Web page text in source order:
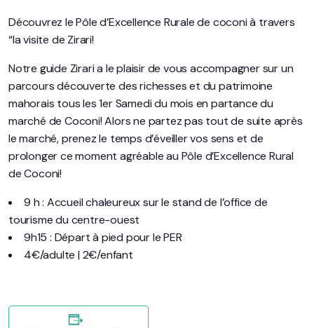
Découvrez le Pôle d’Excellence Rurale de coconi à travers
“la visite de Zirari!
Notre guide Zirari a le plaisir de vous accompagner sur un
parcours découverte des richesses et du patrimoine
mahorais tous les 1er Samedi du mois en partance du
marché de Coconi! Alors ne partez pas tout de suite après
le marché, prenez le temps d’éveiller vos sens et de
prolonger ce moment agréable au Pôle d’Excellence Rural
de Coconi!
9 h : Accueil chaleureux sur le stand de l’office de
tourisme du centre-ouest
9h15 : Départ à pied pour le PER
4€/adulte | 2€/enfant